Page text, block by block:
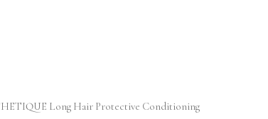
Long Hair Protective Conditioning